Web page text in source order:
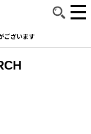
ございます